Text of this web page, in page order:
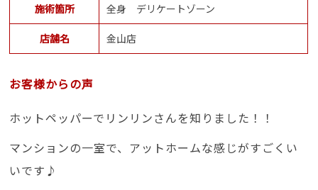
施術箇所 全身 デリケートゾーン
店舗名 金山店
お客様からの声
ホットペッパーでリンリンさんを知りました！！
マンションの一室で、アットホームな感じがすごくい
いです♪